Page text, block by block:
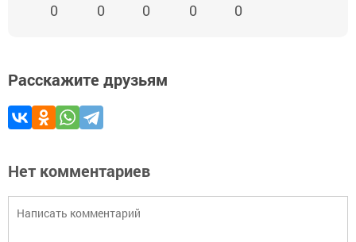
0 0 0 0 0
Расскажите друзьям
Нет комментариев